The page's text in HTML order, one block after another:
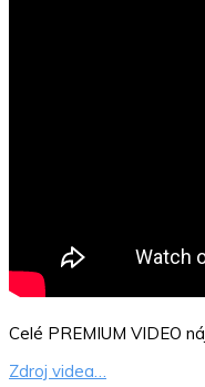
Celé PREMIUM VIDEO
Zdroj videa…